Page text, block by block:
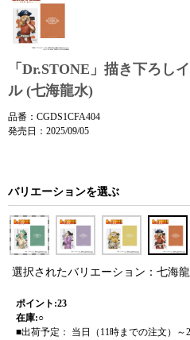
「Dr.STONE」描き下ろし
ル (七海龍水)
品番：CGDS1CFA404
発売日：2025/09/05
バリエーションを選ぶ
選択されたバリエーション：七海
ポイント:23
在庫:○
■出荷予定： 当日（11時までの注文）～